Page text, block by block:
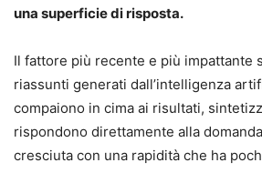
una superficie di risposta.
Il fattore più recente e più impattante
riassunti generati dall’intelligenza
compaiono in cima ai risultati,
rispondono direttamente alla
cresciuta con una rapidità che ha